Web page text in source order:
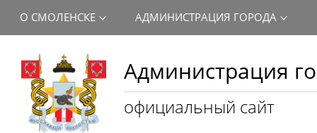
Администрация
официальный сайт
О СМОЛЕНСКЕ АДМИНИСТРАЦИЯ ГОРОДА